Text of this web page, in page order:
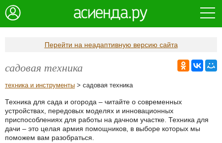
Перейти на неадаптивную версию сайта
садовая техника
техника и инструменты > садовая техника
Техника для сада и огорода – читайте о современных
устройствах, передовых моделях и инновационных
приспособлениях для работы на дачном участке. Техника для
дачи – это целая армия помощников, в выборе которых мы
поможем вам разобраться.